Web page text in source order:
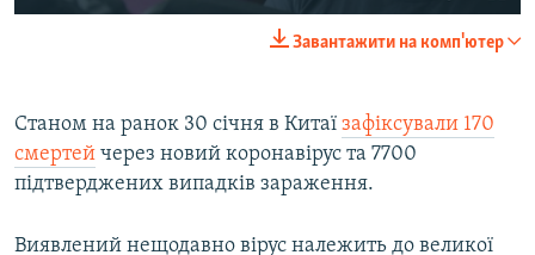
1080p
1080p
Завантажити на комп'ютер
Станом на ранок 30 січня в Китаї зафіксували 170
смертей через новий коронавірус та 7700
підтверджених випадків зараження.
Виявлений нещодавно вірус належить до великої